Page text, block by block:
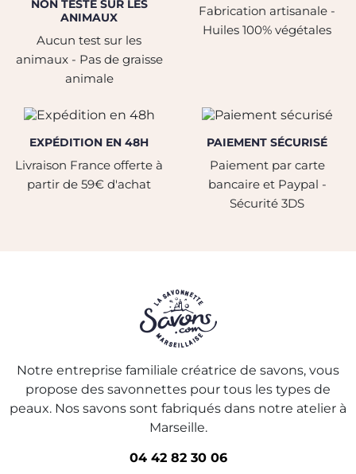
NON TESTÉ SUR LES
ANIMAUX
Aucun test sur les
animaux - Pas de graisse
animale
Fabrication artisanale -
Huiles 100% végétales
EXPÉDITION EN 48H
Livraison France offerte à
partir de 59€ d'achat
PAIEMENT SÉCURISÉ
Paiement par carte
bancaire et Paypal -
Sécurité 3DS
Notre entreprise familiale créatrice de savons, vous
propose des savonnettes pour tous les types de
peaux. Nos savons sont fabriqués dans notre atelier à
Marseille.
04 42 82 30 06